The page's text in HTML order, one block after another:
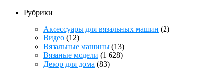
Рубрики
Аксессуары для вязальных машин (2)
Видео (12)
Вязальные машины (13)
Вязаные модели (1 628)
Декор для дома (83)